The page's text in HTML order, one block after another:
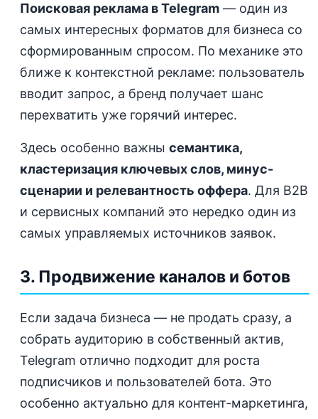
Поисковая реклама в Telegram — один из
самых интересных форматов для бизнеса со
сформированным спросом. По механике это
ближе к контекстной рекламе: пользователь
вводит запрос, а бренд получает шанс
перехватить уже горячий интерес.
Здесь особенно важны семантика,
кластеризация ключевых слов, минус-
сценарии и релевантность оффера. Для B2B
и сервисных компаний это нередко один из
самых управляемых источников заявок.
3. Продвижение каналов и ботов
Если задача бизнеса — не продать сразу, а
собрать аудиторию в собственный актив,
Telegram отлично подходит для роста
подписчиков и пользователей бота. Это
особенно актуально для контент-маркетинга,